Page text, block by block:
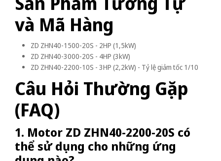
và Mã Hàng
ZD ZHN40-1500-20S - 2HP (1,5kW)
ZD ZHN40-3000-20S - 4HP (3kW)
ZD ZHN40-2200-10S - 3HP (2,2kW) - Tỷ lệ giảm tốc 1/10
Câu Hỏi Thường Gặp
(FAQ)
1. Motor ZD ZHN40-2200-20S có
thể sử dụng cho những ứng